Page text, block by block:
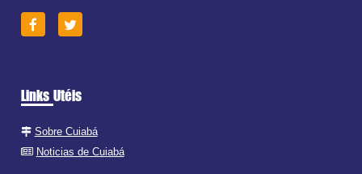
Links Utéis
Sobre Cuiabá
Noticias de Cuiabá